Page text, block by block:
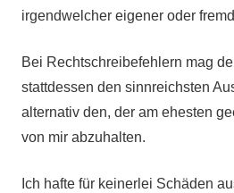
irgendwelcher eigener oder
Bei Rechtschreibefehlern mag
stattdessen den sinnreichsten
alternativ den, der am ehesten
von mir abzuhalten.
Ich hafte für keinerlei Schäden